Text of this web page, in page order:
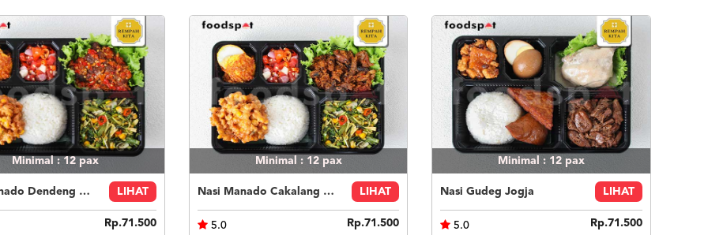
Minimal : 12 pax
Nasi Manado Dendeng Garo Rica LIHAT
Rp.71.500
Minimal : 12 pax
Nasi Manado Cakalang Rica LIHAT
5.0 Rp.71.500
Minimal : 12 pax
Nasi Gudeg Jogja LIHAT
5.0 Rp.71.500